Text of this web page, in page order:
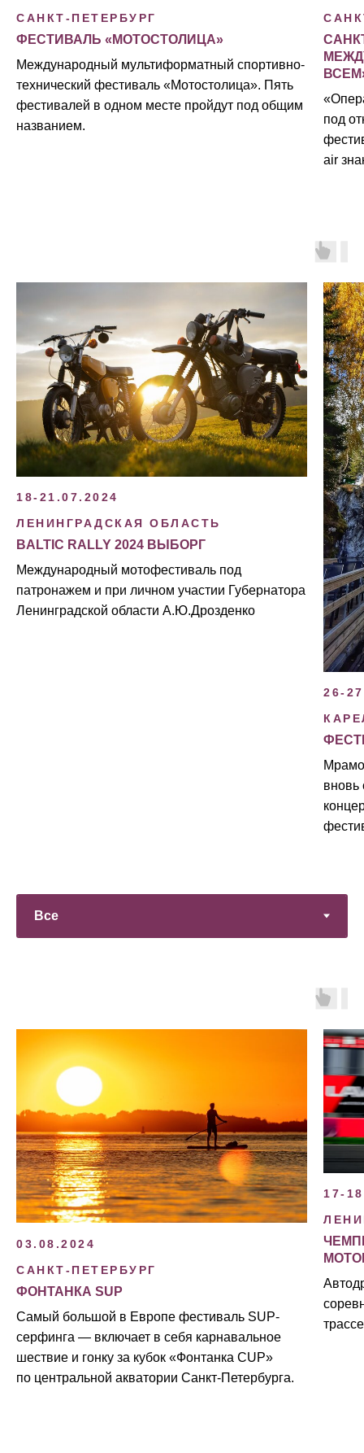
САНКТ-ПЕТЕРБУРГ
ФЕСТИВАЛЬ «МОТОСТОЛИЦА»
Международный мультиформатный спортивно-
технический фестиваль «Мотостолица». Пять
фестивалей в одном месте пройдут под общим
названием.
под
air
18-21.07.2024
ЛЕНИНГРАДСКАЯ ОБЛАСТЬ
BALTIC RALLY 2024 ВЫБОРГ
Международный мотофестиваль под
патронажем и при личном участии Губернатора
Ленинградской области А.Ю.Дрозденко
26-
вновь
03.08.2024
САНКТ-ПЕТЕРБУРГ
ФОНТАНКА SUP
Самый большой в Европе фестиваль SUP-
серфинга — включает в себя карнавальное
шествие и гонку за кубок «Фонтанка CUP»
по центральной акватории Санкт-Петербурга.
17-